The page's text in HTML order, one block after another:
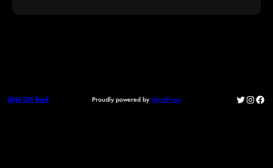
DNA ON Track Proudly powered by WordPress Twitter